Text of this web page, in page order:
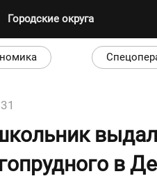
Городские округа
выдал
в